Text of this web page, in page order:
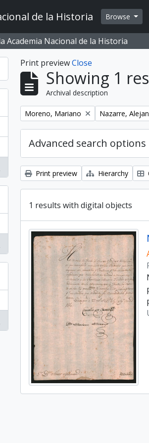
de la Historia Browse
Academia Nacional de la Historia
Print previewClose
Showing 1
Archival description
Remove filter:
Moreno, Mariano Remove filter:
Nazarre,
Advanced search options
Print preview Hierarchy
1 results with digital objects